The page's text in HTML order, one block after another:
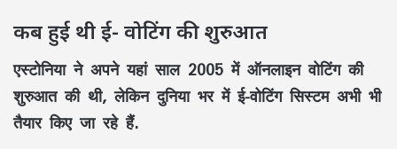
कब हुई थी ई- वोटिंग की शुरुआत
एस्टोनिया ने अपने यहां साल 2005 में ऑनलाइन वोटिंग की
शुरुआत की थी, लेकिन दुनिया भर में ई-वोटिंग सिस्टम अभी भी
तैयार किए जा रहे हैं.